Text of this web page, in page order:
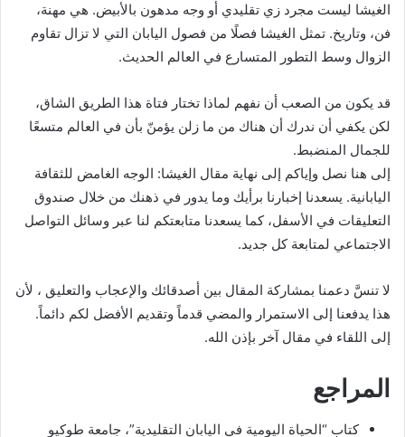
الغيشا ليست مجرد زي تقليدي أو وجه مدهون بالأبيض. هي مهنة،
فن، وتاريخ. تمثل الغيشا فصلًا من فصول اليابان التي لا تزال تقاوم
الزوال وسط التطور المتسارع في العالم الحديث.
قد يكون من الصعب أن نفهم لماذا تختار فتاة هذا الطريق الشاق،
لكن يكفي أن ندرك أن هناك من ما زلن يؤمنّ بأن في العالم متسعًا
للجمال المنضبط.
إلى هنا نصل وإياكم إلى نهاية مقال الغيشا: الوجه الغامض للثقافة
اليابانية. يسعدنا إخبارنا برأيك وما يدور في ذهنك من خلال صندوق
التعليقات في الأسفل، كما يسعدنا متابعتكم لنا عبر وسائل التواصل
الاجتماعي لمتابعة كل جديد.
لا تنسَّ دعمنا بمشاركة المقال بين أصدقائك والإعجاب والتعليق ، لأن
هذا يدفعنا إلى الاستمرار والمضي قدماً وتقديم الأفضل لكم دائماً.
إلى اللقاء في مقال آخر بإذن الله.
المراجع
كتاب “الحياة اليومية في اليابان التقليدية”، جامعة طوكيو